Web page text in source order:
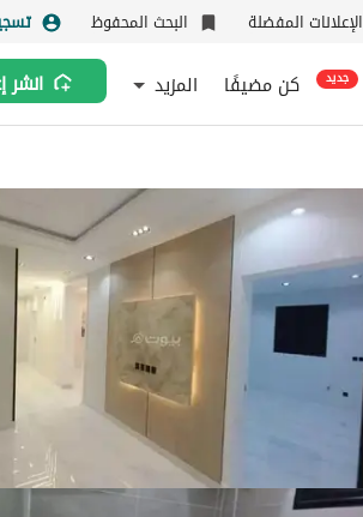
الإعلانات المفضلة البحث المحفوظ
جديد كن مضيفًا المزيد انشر